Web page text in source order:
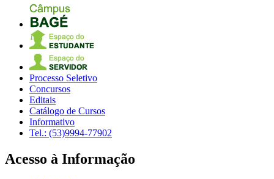
Processo Seletivo
Concursos
Editais
Catálogo de Cursos
Informativo
Tel.: (53)9994-77902
Acesso à Informação